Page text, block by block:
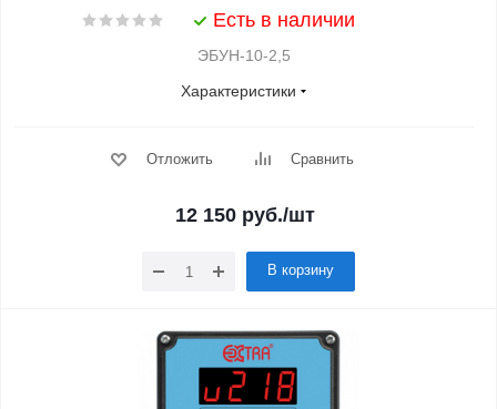
Есть в наличии
ЭБУН-10-2,5
Характеристики
Отложить Сравнить
12 150руб./шт
В корзину